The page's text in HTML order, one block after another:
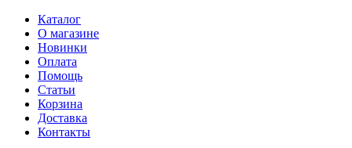
Каталог
О магазине
Новинки
Оплата
Помощь
Статьи
Корзина
Доставка
Контакты